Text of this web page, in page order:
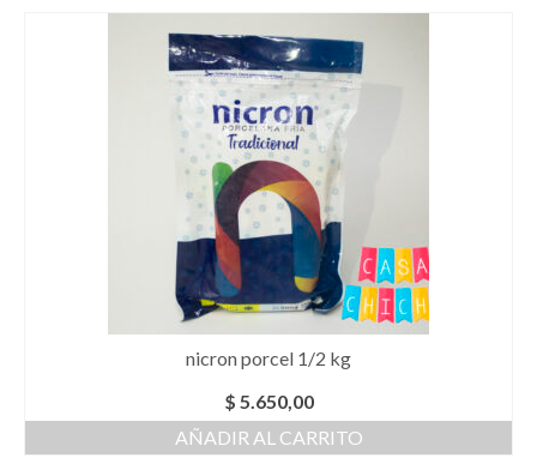
nicron porcel 1/2 kg
$ 5.650,00
AÑADIR AL CARRITO